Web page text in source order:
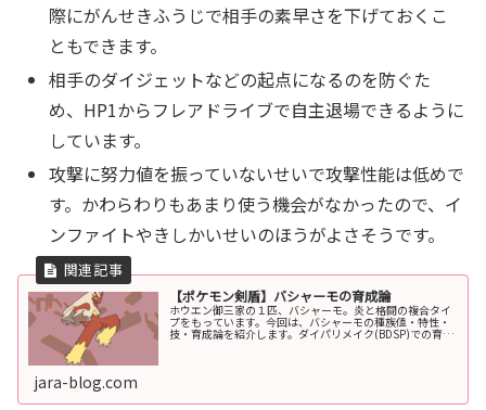
際にがんせきふうじで相手の素早さを下げておくこ
ともできます。
相手のダイジェットなどの起点になるのを防ぐた
め、HP1からフレアドライブで自主退場できるように
しています。
攻撃に努力値を振っていないせいで攻撃性能は低めで
す。かわらわりもあまり使う機会がなかったので、イ
ンファイトやきしかいせいのほうがよさそうです。
【ポケモン剣盾】バシャーモの育成論
ホウエン御三家の１匹、バシャーモ。炎と格闘の複合タイ
プをもっています。今回は、バシャーモの種族値・特性・
技・育成論を紹介します。ダイパリメイク(BDSP)での育成
jara-blog.com